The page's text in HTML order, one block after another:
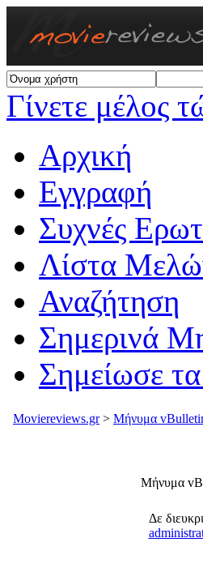
Γίνετε μέλος
Αρχική
Εγγραφή
Συχνές
Λίστα
Αναζήτηση
Σημερινά
Σημείωσε
Moviereviews.gr> Μήνυμα
Μήνυμα
Δε